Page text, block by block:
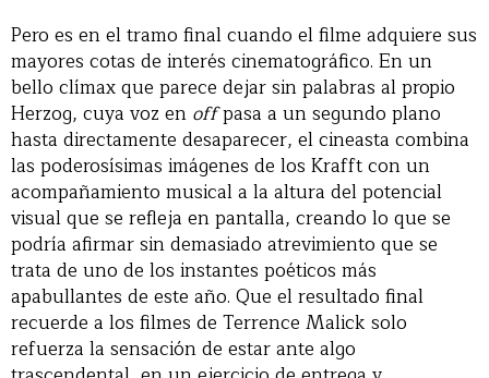
Pero es en el tramo final cuando el filme adquiere sus
mayores cotas de interés cinematográfico. En un
bello clímax que parece dejar sin palabras al propio
Herzog, cuya voz en offpasa a un segundo plano
hasta directamente desaparecer, el cineasta combina
las poderosísimas imágenes de los Krafft con un
acompañamiento musical a la altura del potencial
visual que se refleja en pantalla, creando lo que se
podría afirmar sin demasiado atrevimiento que se
trata de uno de los instantes poéticos más
apabullantes de este año. Que el resultado final
recuerde a los filmes de Terrence Malick solo
refuerza la sensación de estar ante algo